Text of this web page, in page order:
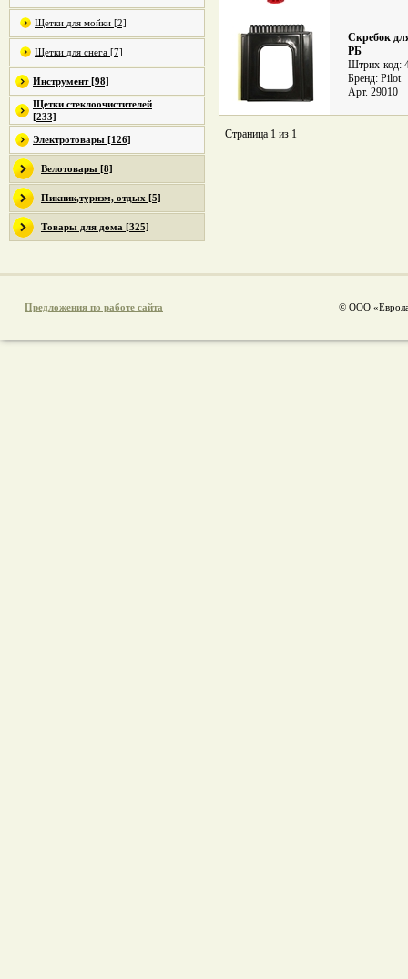
Щетки для мойки [2]
Щетки для снега [7]
Инструмент [98]
Щетки стеклоочистителей
[233]
Электротовары [126]
Велотовары [8]
Пикник,туризм, отдых [5]
Товары для дома [325]
Скребок
РБ
Штрих-код:
Бренд: Pilot
Арт. 29010
Страница 1 из 1
Предложения по работе сайта © ООО